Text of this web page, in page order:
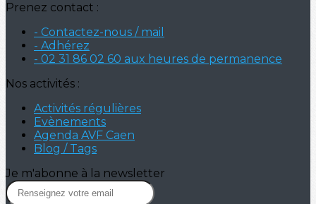
Prenez contact :
- Contactez-nous / mail
- Adhérez
- 02 31 86 02 60 aux heures de permanence
Nos activités :
Activités régulières
Evènements
Agenda AVF Caen
Blog / Tags
Je m'abonne à la newsletter